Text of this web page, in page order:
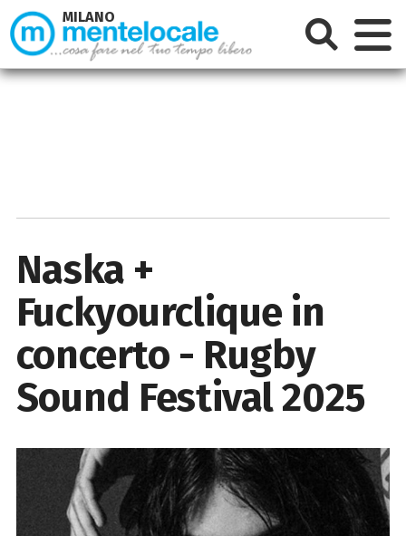
Naska +
Fuckyourclique in
concerto - Rugby
Sound Festival 2025
MILANO